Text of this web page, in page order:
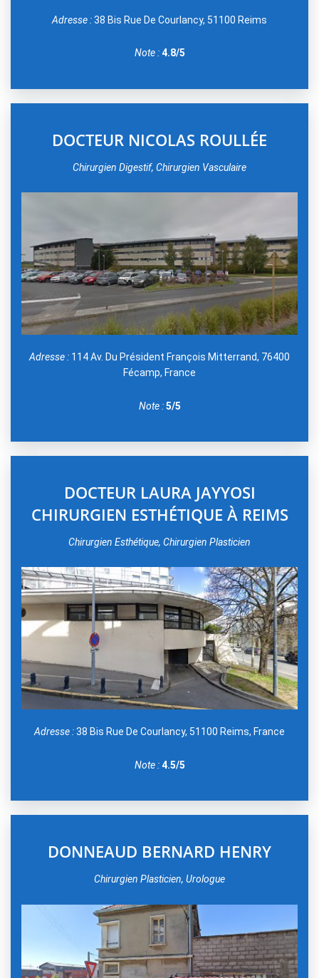
Adresse :38 Bis Rue De Courlancy, 51100 Reims
Note : 4.8/5
DOCTEUR NICOLAS ROULLÉE
Chirurgien Digestif, Chirurgien Vasculaire
Adresse : 114 Av. Du Président François Mitterrand, 76400
Fécamp, France
Note : 5/5
DOCTEUR LAURA JAYYOSI
CHIRURGIEN ESTHÉTIQUE À REIMS
Chirurgien Esthétique, Chirurgien Plasticien
Adresse :38 Bis Rue De Courlancy, 51100 Reims, France
Note : 4.5/5
DONNEAUD BERNARD HENRY
Chirurgien Plasticien, Urologue